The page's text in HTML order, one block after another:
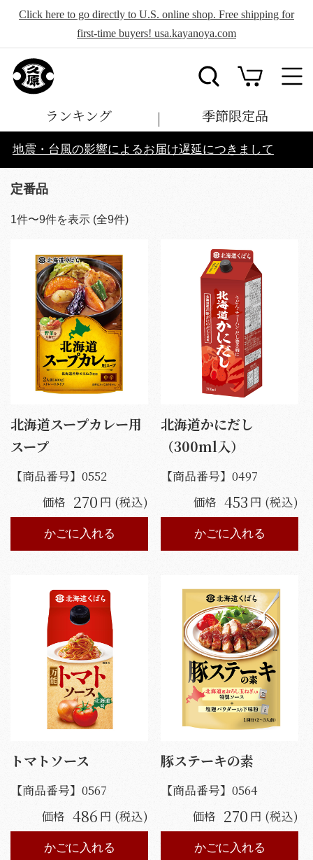
Click here to go directly to U.S. online shop. Free shipping for
first-time buyers! usa.kayanoya.com
ランキング 季節限定品
地震・台風の影響によるお届け遅延につきまして
定番品
1件〜9件を表示 (全9件)
北海道スープカレー用
スープ
【商品番号】 0552
価格 270 円 (税込)
かごに入れる
北海道かにだし
（300ml入）
【商品番号】0497
価格 453 円 (税込)
かごに入れる
トマトソース
【商品番号】 0567
価格 486 円 (税込)
かごに入れる
豚ステーキの素
【商品番号】0564
価格 270 円 (税込)
かごに入れる